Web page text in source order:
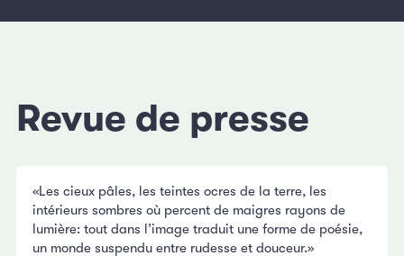
Revue de presse
«Les cieux pâles, les teintes ocres de la terre, les
intérieurs sombres où percent de maigres rayons de
lumière: tout dans l’image traduit une forme de poésie,
un monde suspendu entre rudesse et douceur.»